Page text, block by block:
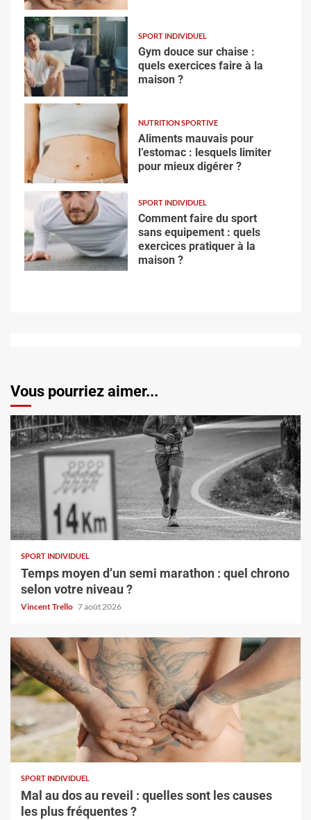
SPORT INDIVIDUEL
Gym douce sur chaise :
quels exercices faire à la
maison ?
NUTRITION SPORTIVE
Aliments mauvais pour
l’estomac : lesquels limiter
pour mieux digérer ?
SPORT INDIVIDUEL
Comment faire du sport
sans equipement : quels
exercices pratiquer à la
maison ?
Vous pourriez aimer...
SPORT INDIVIDUEL
Temps moyen d’un semi marathon : quel chrono
selon votre niveau ?
Vincent Trello 7 août 2026
SPORT INDIVIDUEL
Mal au dos au reveil : quelles sont les causes
les plus fréquentes ?